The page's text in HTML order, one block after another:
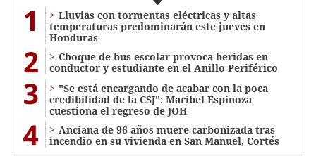
1
Lluvias con tormentas eléctricas y altas
temperaturas predominarán este jueves en
Honduras
2
Choque de bus escolar provoca heridas en
conductor y estudiante en el Anillo Periférico
3
"Se está encargando de acabar con la poca
credibilidad de la CSJ": Maribel Espinoza
cuestiona el regreso de JOH
4
Anciana de 96 años muere carbonizada tras
incendio en su vivienda en San Manuel, Cortés